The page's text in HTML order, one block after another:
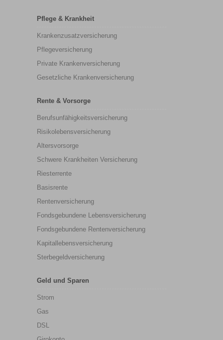
Pflege & Krankheit
Krankenzusatzversicherung
Pflegeversicherung
Private Krankenversicherung
Gesetzliche Krankenversicherung
Rente & Vorsorge
Berufs­unfähigkeitsversicherung
Risikolebensversicherung
Altersvorsorge
Schwere Krankheiten Versicherung
Riesterrente
Basisrente
Rentenversicherung
Fondsgebundene Lebensversicherung
Fondsgebundene Rentenversicherung
Kapitallebensversicherung
Sterbegeldversicherung
Geld und Sparen
Strom
Gas
DSL